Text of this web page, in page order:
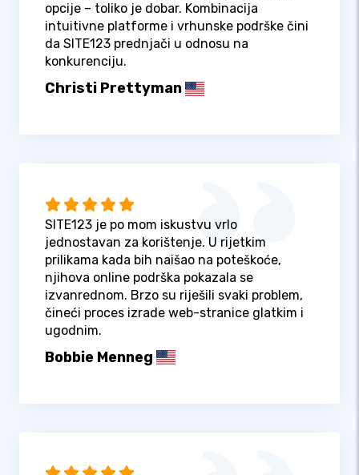
opcije – toliko je dobar. Kombinacija
intuitivne platforme i vrhunske podrške čini
da SITE123 prednjači u odnosu na
konkurenciju.
Christi Prettyman
SITE123 je po mom iskustvu vrlo
jednostavan za korištenje. U rijetkim
prilikama kada bih naišao na poteškoće,
njihova online podrška pokazala se
izvanrednom. Brzo su riješili svaki problem,
čineći proces izrade web-stranice glatkim i
ugodnim.
Bobbie Menneg